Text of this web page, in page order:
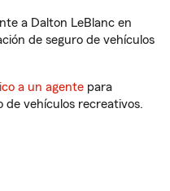
a Dalton LeBlanc en
de seguro de vehículos
a un agente para
de vehículos recreativos.